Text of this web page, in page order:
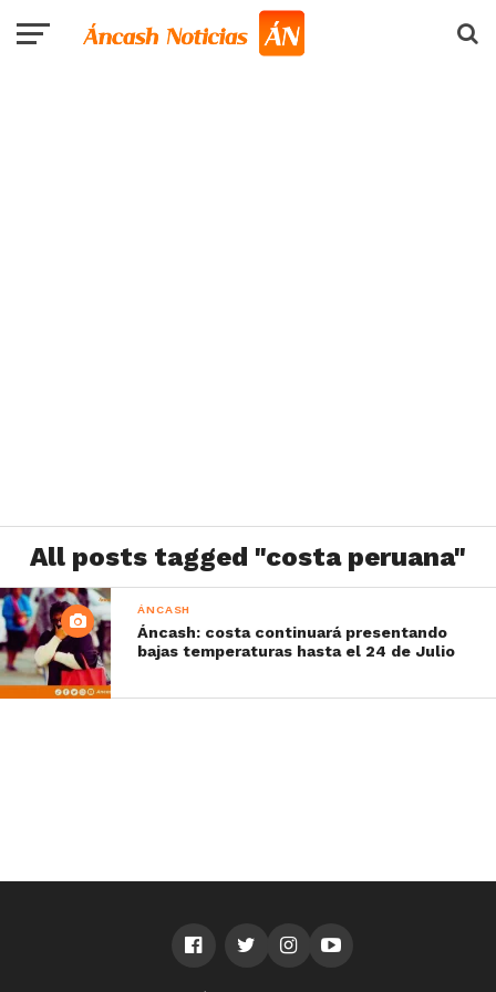
All posts tagged "costa peruana"
ÁNCASH
Áncash: costa continuará presentando
bajas temperaturas hasta el 24 de Julio